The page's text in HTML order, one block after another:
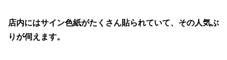
店内にはサイン色紙がたくさん貼られていて、その人気ぶ
りが伺えます。